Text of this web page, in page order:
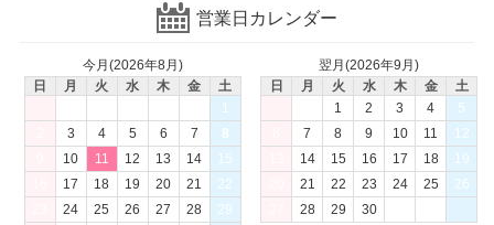
営業日カレンダー
今月(2026年8月)
日
月 火 水 木 金
土
1
3 4 5 6 7
8
10 11 12 13 14
15
17 18 19 20 21
22
24 25 26 27 28
29
翌月(2026年9月)
日
月 火 水 木 金
土
1
2 3 4
5
7 8 9 10 11
12
14 15 16 17 18
19
21 22 23 24 25
26
28 29 30